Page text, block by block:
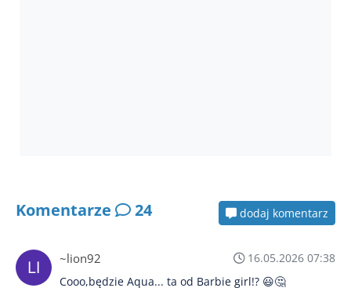
Komentarze 24 dodaj komentarz
~lion92
16.05.2026 07:38
Cooo,będzie Aqua... ta od Barbie girl!? 😃🤔